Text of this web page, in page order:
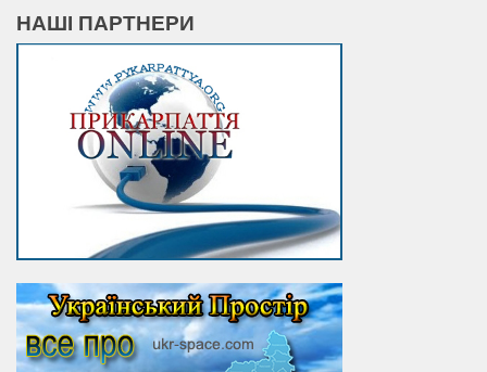
НАШІ ПАРТНЕРИ